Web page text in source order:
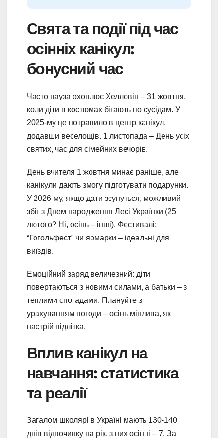
Свята та події під час
осінніх канікул:
бонусний час
Часто пауза охоплює Хелловін – 31 жовтня,
коли діти в костюмах бігають по сусідам. У
2025-му це потрапило в центр канікул,
додавши веселощів. 1 листопада – День усіх
святих, час для сімейних вечорів.
День вчителя 1 жовтня минає раніше, але
канікули дають змогу підготувати подарунки.
У 2026-му, якщо дати зсунуться, можливий
збіг з Днем народження Лесі Українки (25
лютого? Ні, осінь – інші). Фестивалі:
“Гогольфест” чи ярмарки – ідеальні для
виїздів.
Емоційний заряд величезний: діти
повертаються з новими силами, а батьки – з
теплими спогадами. Плануйте з
урахуванням погоди – осінь мінлива, як
настрій підлітка.
Вплив канікул на
навчання: статистика
та реалії
Загалом школярі в Україні мають 130-140
днів відпочинку на рік, з них осінні – 7. За